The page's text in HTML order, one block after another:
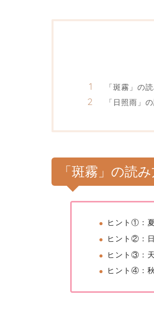
「斑霧」の
「日照雨」
「斑霧」の読
ヒント①：
ヒント②：
ヒント③：
ヒント④：